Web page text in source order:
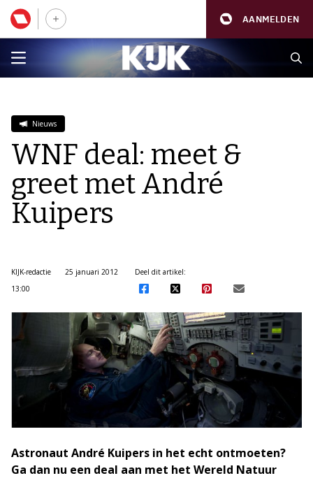
AANMELDEN
Nieuws
WNF deal: meet &
greet met André
Kuipers
KIJK-redactie
25 januari 2012
13:00
Deel dit artikel:
Astronaut André Kuipers in het echt ontmoeten?
Ga dan nu een deal aan met het Wereld Natuur